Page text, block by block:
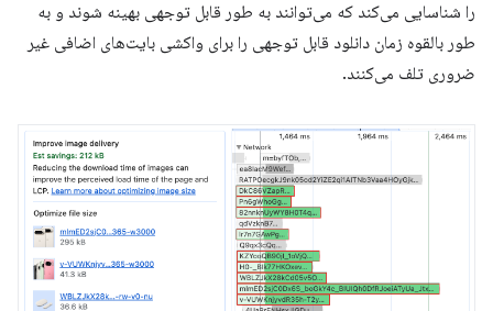
را شناسایی می‌کند که می‌توانند به طور قابل توجهی بهینه شوند و به
طور بالقوه زمان دانلود قابل توجهی را برای واکشی بایت‌های اضافی غیر
ضروری تلف می‌کنند.